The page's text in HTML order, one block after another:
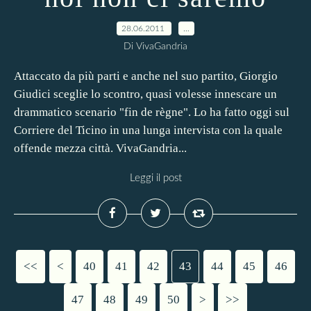
28.06.2011
Di VivaGandria
Attaccato da più parti e anche nel suo partito, Giorgio
Giudici sceglie lo scontro, quasi volesse innescare un
drammatico scenario "fin de règne". Lo ha fatto oggi sul
Corriere del Ticino in una lunga intervista con la quale
offende mezza città. VivaGandria...
Leggi il post
<< < 10
20
30
40 41 42 43 44 45 46
47 48 49 50 > >>